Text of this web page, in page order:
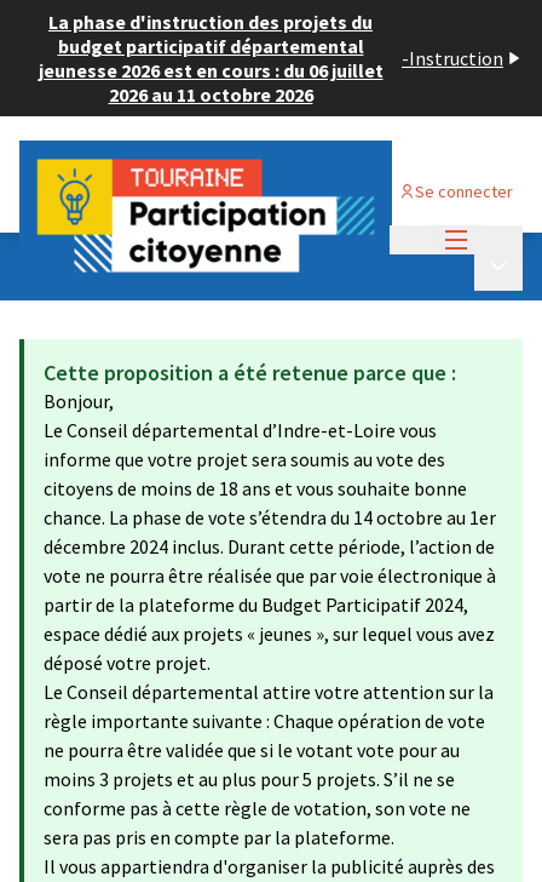
La phase d'instruction des projets du
budget participatif départemental
jeunesse 2026 est en cours : du 06 juillet
2026 au 11 octobre 2026
-Instruction
Se connecter
Budget Participatif JEUNESSE 2024
💡 Consulter les projets déposés
Cette proposition a été retenue parce que :
Bonjour,
Le Conseil départemental d’Indre-et-Loire vous
informe que votre projet sera soumis au vote des
citoyens de moins de 18 ans et vous souhaite bonne
chance. La phase de vote s’étendra du 14 octobre au 1er
décembre 2024 inclus. Durant cette période, l’action de
vote ne pourra être réalisée que par voie électronique à
partir de la plateforme du Budget Participatif 2024,
espace dédié aux projets « jeunes », sur lequel vous avez
déposé votre projet.
Le Conseil départemental attire votre attention sur la
règle importante suivante : Chaque opération de vote
ne pourra être validée que si le votant vote pour au
moins 3 projets et au plus pour 5 projets. S’il ne se
conforme pas à cette règle de votation, son vote ne
sera pas pris en compte par la plateforme.
Il vous appartiendra d'organiser la publicité auprès des